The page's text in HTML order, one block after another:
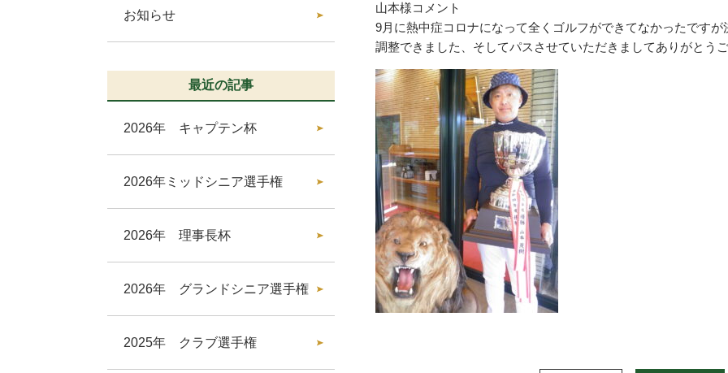
山本様コメント
9月に熱中症コロナになって全くゴルフができてなかったですが
調整できました、そしてパスさせていただきましてありがとう
お知らせ
最近の記事
2026年 キャプテン杯
2026年ミッドシニア選手権
2026年 理事長杯
2026年 グランドシニア選手権
2025年 クラブ選手権